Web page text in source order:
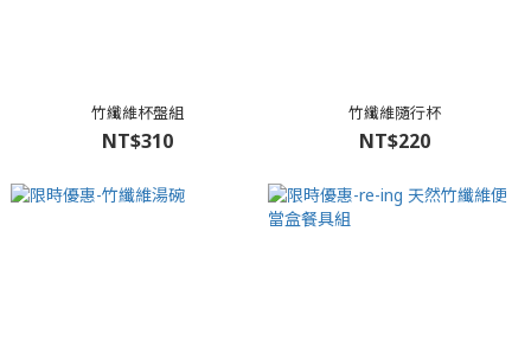
竹纖維杯盤組
NT$310
竹纖維隨行杯
NT$220